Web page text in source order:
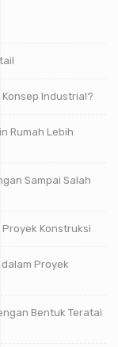
Industrial?
Rumah Lebih
Sampai Salah
Konstruksi
Proyek
Bentuk Teratai